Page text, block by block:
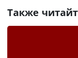
Также